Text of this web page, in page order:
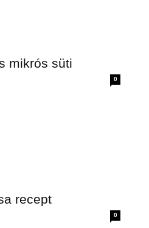
mikrós süti
0
recept
0